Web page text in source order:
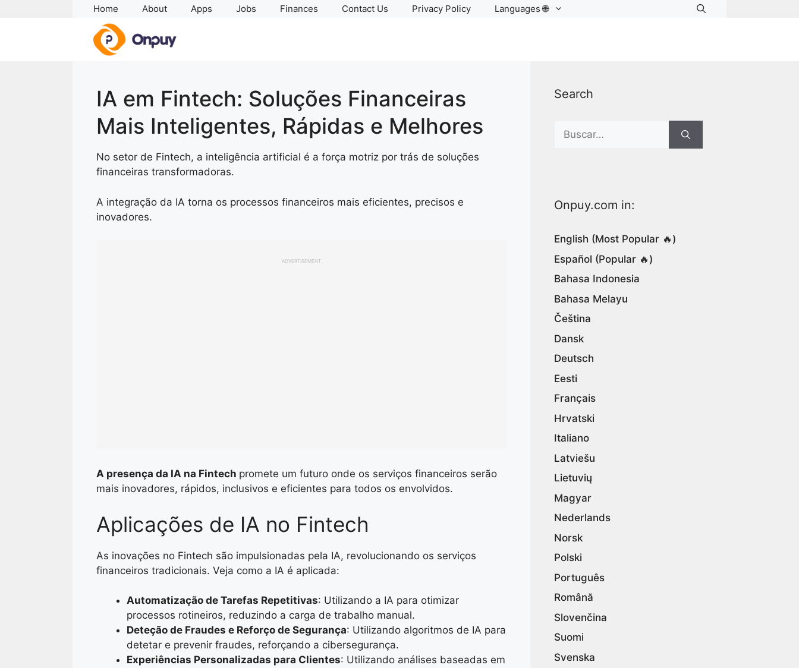
Home About Apps Jobs Finances Contact Us Privacy Policy Languages 🌐
IA em Fintech: Soluções Financeiras
Mais Inteligentes, Rápidas e Melhores
No setor de Fintech, a inteligência artificial é a força motriz por trás de soluções
financeiras transformadoras.
A integração da IA torna os processos financeiros mais eficientes, precisos e
inovadores.
ADVERTISEMENT
A presença da IA na Fintech promete um futuro onde os serviços financeiros serão
mais inovadores, rápidos, inclusivos e eficientes para todos os envolvidos.
Aplicações de IA no Fintech
As inovações no Fintech são impulsionadas pela IA, revolucionando os serviços
financeiros tradicionais. Veja como a IA é aplicada:
Automatização de Tarefas Repetitivas: Utilizando a IA para otimizar
processos rotineiros, reduzindo a carga de trabalho manual.
Deteção de Fraudes e Reforço de Segurança: Utilizando algoritmos de IA para
detetar e prevenir fraudes, reforçando a cibersegurança.
Experiências Personalizadas para Clientes: Utilizando análises baseadas em
Search
Search
Onpuy.com in:
English (Most Popular 🔥)
Español (Popular 🔥)
Bahasa Indonesia
Bahasa Melayu
Čeština
Dansk
Deutsch
Eesti
Français
Hrvatski
Italiano
Latviešu
Lietuvių
Magyar
Nederlands
Norsk
Polski
Português
Română
Slovenčina
Suomi
Svenska